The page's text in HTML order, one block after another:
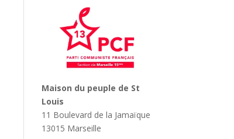
Maison du peuple de St
Louis
11 Boulevard de la Jamaïque
13015 Marseille